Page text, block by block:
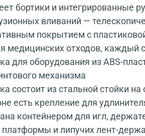
бортики и интегрированные
вливаний —
покрытием с
медицинских отходов,
для оборудования из ABS-
механизма
состоит из стальной стойки
есть крепление для
контейнером для игл,
платформы и липучих лент-